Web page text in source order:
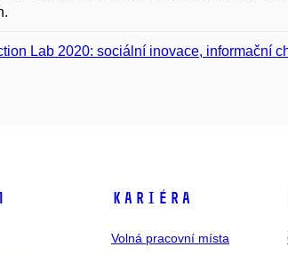
Lab 2020: sociální inovace, informační
Kariéra
Volná pracovní místa